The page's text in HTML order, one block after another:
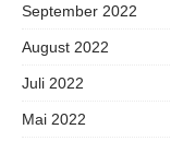
September 2022
August 2022
Juli 2022
Mai 2022